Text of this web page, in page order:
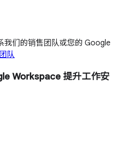
我们的销售团队或您的 Google
队
Workspace 提升工作安